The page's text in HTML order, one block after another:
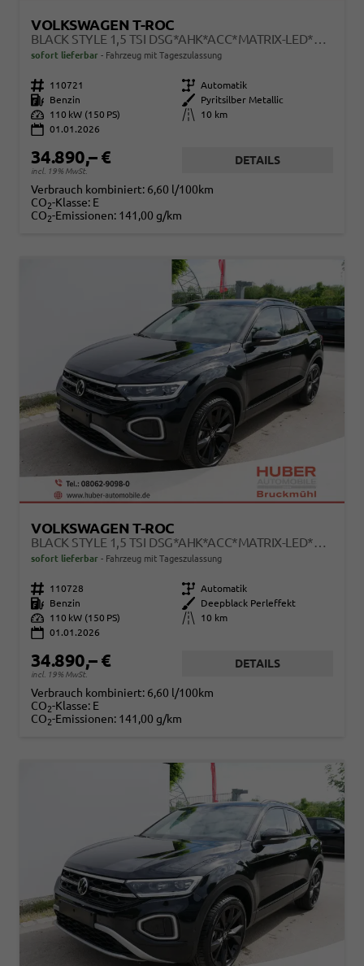
VOLKSWAGEN T-ROC
BLACK STYLE 1,5 TSI DSG*AHK*ACC*MATRIX-LED*SHZ*PDC*KAMERA*TEMPOMAT*19-ZOLL
sofort lieferbar Fahrzeug mit Tageszulassung
Fahrzeugnr. 110721 Getriebe Automatik
Kraftstoff
Benzin Außenfarbe
Pyritsilber Metallic
Leistung
110 kW (150 PS) Kilometerstand
10 km
01.01.2026
34.890,– €
incl. 19% MwSt.
DETAILS
Verbrauch kombiniert: 6,60 l/100km
CO2-Klasse: E
CO2-Emissionen: 141,00 g/km
VOLKSWAGEN T-ROC
BLACK STYLE 1,5 TSI DSG*AHK*ACC*MATRIX-LED*SHZ*PDC*KAMERA*TEMPOMAT*19-ZOLL
sofort lieferbar Fahrzeug mit Tageszulassung
Fahrzeugnr. 110728 Getriebe Automatik
Kraftstoff
Benzin Außenfarbe
Deepblack Perleffekt
Leistung
110 kW (150 PS) Kilometerstand
10 km
01.01.2026
34.890,– €
incl. 19% MwSt.
DETAILS
Verbrauch kombiniert: 6,60 l/100km
CO2-Klasse: E
CO2-Emissionen: 141,00 g/km